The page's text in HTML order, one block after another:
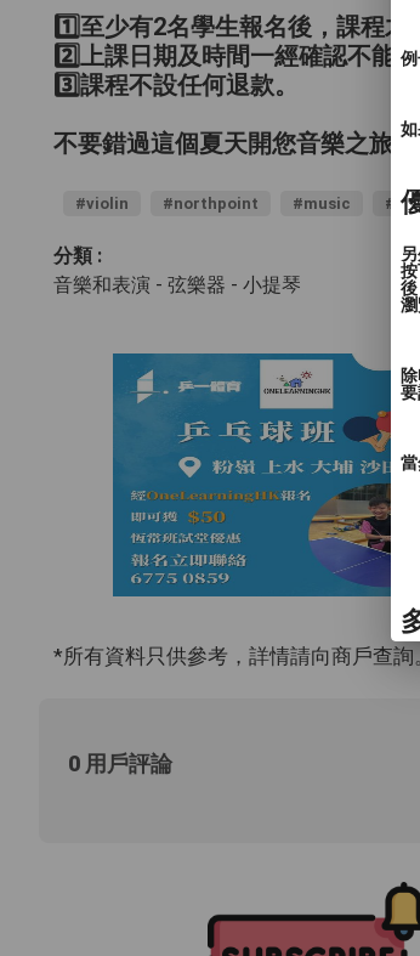
1️⃣至少有2名學生報名後，課程才
2️⃣上課日期及時間一經確認不能
3️⃣課程不設任何退款。
不要錯過這個夏天開您音樂之旅
#violin #northpoint #music
分類 :
音樂和表演 - 弦樂器 - 小提琴
*所有資料只供參考，詳情請向商戶查詢
0 用戶評論
例